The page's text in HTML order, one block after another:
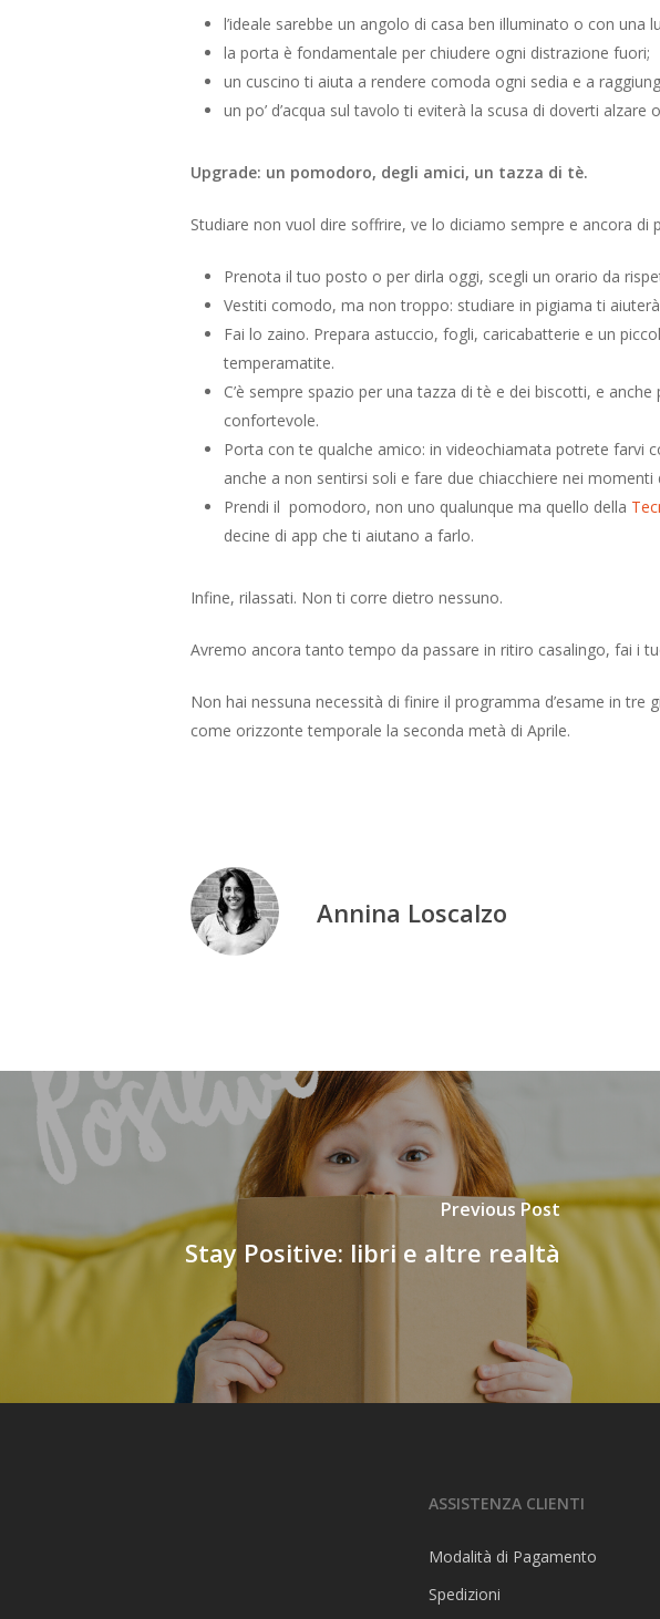
l’ideale sarebbe un angolo di casa ben illuminato o con una
la porta è fondamentale per chiudere ogni distrazione fuori;
un cuscino ti aiuta a rendere comoda ogni sedia e a
un po’ d’acqua sul tavolo ti eviterà la scusa di doverti alzare
Upgrade: un pomodoro, degli amici, un tazza di tè.
Studiare non vuol dire soffrire, ve lo diciamo sempre e ancora di
Prenota il tuo posto o per dirla oggi, scegli un orario da
Vestiti comodo, ma non troppo: studiare in pigiama ti
Fai lo zaino. Prepara astuccio, fogli, caricabatterie e un
temperamatite.
C’è sempre spazio per una tazza di tè e dei biscotti, e
confortevole.
Porta con te qualche amico: in videochiamata potrete farvi
anche a non sentirsi soli e fare due chiacchiere nei momenti
Prendi il pomodoro, non uno qualunque ma quello della
decine di app che ti aiutano a farlo.
Infine, rilassati. Non ti corre dietro nessuno.
Avremo ancora tanto tempo da passare in ritiro casalingo, fai i
Non hai nessuna necessità di finire il programma d’esame in
come orizzonte temporale la seconda metà di Aprile.
Annina Loscalzo
Previous Post
Stay Positive: libri e altre realtà
ASSISTENZA CLIENTI
Modalità di Pagamento
Spedizioni